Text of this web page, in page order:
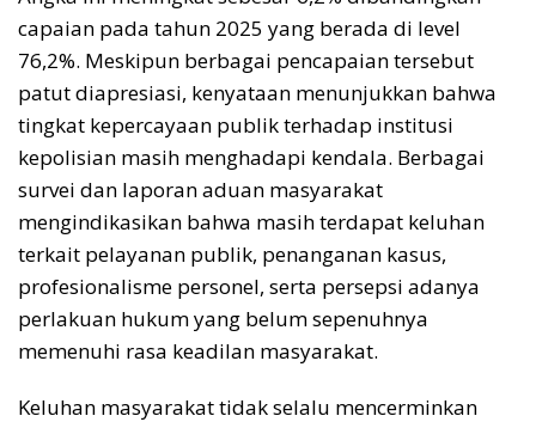
capaian pada tahun 2025 yang berada di level
76,2%. Meskipun berbagai pencapaian tersebut
patut diapresiasi, kenyataan menunjukkan bahwa
tingkat kepercayaan publik terhadap institusi
kepolisian masih menghadapi kendala. Berbagai
survei dan laporan aduan masyarakat
mengindikasikan bahwa masih terdapat keluhan
terkait pelayanan publik, penanganan kasus,
profesionalisme personel, serta persepsi adanya
perlakuan hukum yang belum sepenuhnya
memenuhi rasa keadilan masyarakat.
Keluhan masyarakat tidak selalu mencerminkan